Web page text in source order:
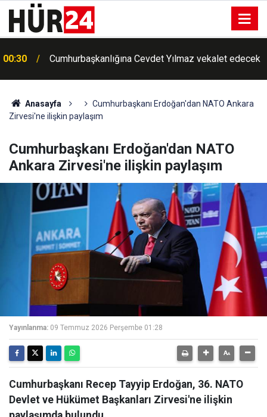
00:30 Cumhurbaşkanlığına Cevdet Yılmaz vekalet edecek
00:25 Meteorolojiden Toz Taşınımı Uyarısı
Anasayfa
Cumhurbaşkanı Erdoğan'dan NATO Ankara
Zirvesi'ne ilişkin paylaşım
Cumhurbaşkanı Erdoğan'dan NATO
Ankara Zirvesi'ne ilişkin paylaşım
Yayınlanma: 09 Temmuz 2026 Perşembe 01:28
Cumhurbaşkanı Recep Tayyip Erdoğan, 36. NATO
Devlet ve Hükümet Başkanları Zirvesi'ne ilişkin